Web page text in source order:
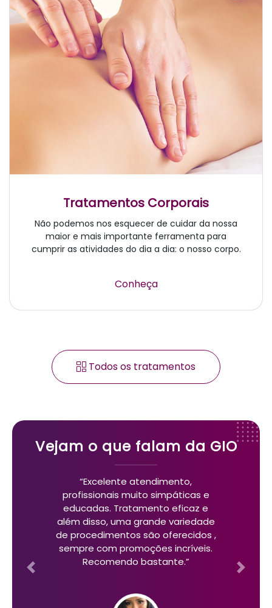
Tratamentos Corporais
Não podemos nos esquecer de cuidar da nossa
maior e mais importante ferramenta para
cumprir as atividades do dia a dia: o nosso corpo.
Conheça
Todos os tratamentos
Vejam o que falam da GIO
“Excelente atendimento,
profissionais muito simpáticas e
educadas. Tratamento eficaz e
além disso, uma grande variedade
de procedimentos são oferecidos ,
sempre com promoções incríveis.
Recomendo bastante.”
Previous Next